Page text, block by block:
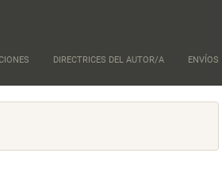
DIRECTRICES DEL AUTOR/A ENVÍOS